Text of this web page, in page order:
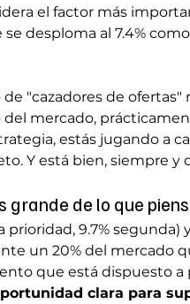
el factor más
desploma al 7.4%
"cazadores de ofertas"
mercado,
estás jugando a
Y está bien, siempre y
grande de lo que
9.7% segunda)
un 20% del mercado
que está dispuesto a
clara para